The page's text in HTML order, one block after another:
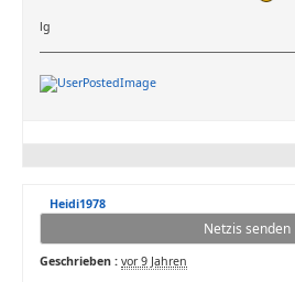
lg
Heidi1978
Netzis senden
Geschrieben : vor 9 Jahren